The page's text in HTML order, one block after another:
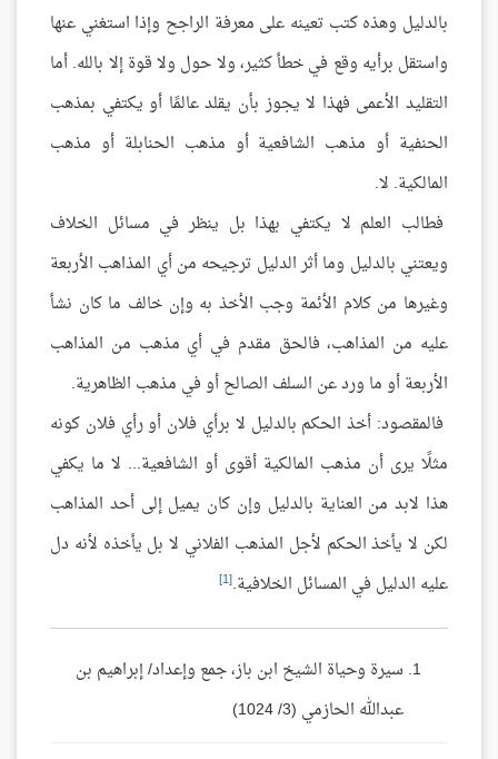
بالدليل وهذه كتب تعينه على معرفة الراجح وإذا استغني عنها
واستقل برأيه وقع في خطأ كثير، ولا حول ولا قوة إلا بالله. أما
التقليد الأعمى فهذا لا يجوز بأن يقلد عالمًا أو يكتفي بمذهب
الحنفية أو مذهب الشافعية أو مذهب الحنابلة أو مذهب
المالكية. لا.
فطالب العلم لا يكتفي بهذا بل ينظر في مسائل الخلاف
ويعتني بالدليل وما أثر الدليل ترجيحه من أي المذاهب الأربعة
وغيرها من كلام الأئمة وجب الأخذ به وإن خالف ما كان نشأ
عليه من المذاهب، فالحق مقدم في أي مذهب من المذاهب
الأربعة أو ما ورد عن السلف الصالح أو في مذهب الظاهرية.
فالمقصود: أخذ الحكم بالدليل لا برأي فلان أو رأي فلان كونه
مثلًا يرى أن مذهب المالكية أقوى أو الشافعية... لا ما يكفي
هذا لابد من العناية بالدليل وإن كان يميل إلى أحد المذاهب
لكن لا يأخذ الحكم لأجل المذهب الفلاني لا بل يأخذه لأنه دل
عليه الدليل في المسائل الخلافية.[1]
سيرة وحياة الشيخ ابن باز، جمع وإعداد/ إبراهيم بن
عبدالله الحازمي (3/ 1024)